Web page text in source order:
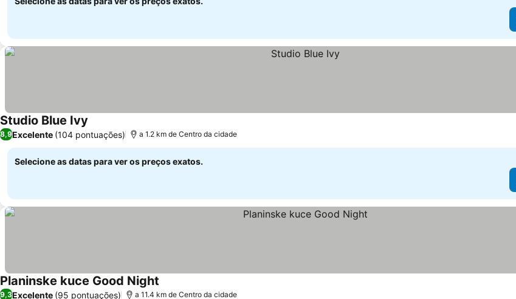
Studio Blue Ivy
8,9Excelente (104 pontuações) a 1.2 km de Centro da cidade
Selecione as datas para ver os preços exatos.
Planinske kuce Good Night
9,3Excelente (95 pontuações) a 11.4 km de Centro da cidade